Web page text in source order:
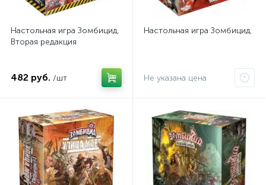
Настольная игра Зомбицид.
Вторая редакция
482 руб. /шт
Настольная игра Зомбицид
Не указана цена